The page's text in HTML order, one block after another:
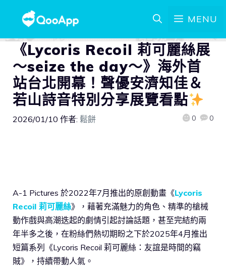
MENU
《Lycoris Recoil 莉可麗絲展
～seize the day～》海外首
站台北開幕！聲優安濟知佳＆
若山詩音特別分享展覽看點
2026/01/10 作者: 鬆餅 0 0
A-1 Pictures 於2022年7月推出的原創動畫《Lycoris
Recoil 莉可麗絲》，藉著充滿魅力的角色、精準的槍械
動作戲與高潮迭起的劇情引起討論話題，甚至完結約兩
年半多之後，在粉絲們熱切期盼之下於2025年4月推出
短篇系列《Lycoris Recoil 莉可麗絲：友誼是時間的竊
賊》，持續帶動人氣。